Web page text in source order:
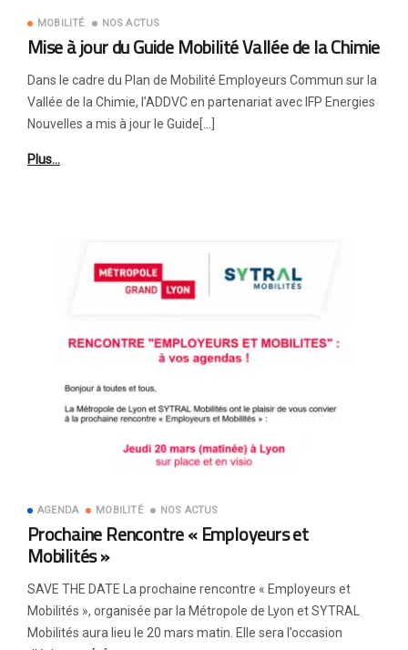
MOBILITÉ NOS ACTUS
Mise à jour du Guide Mobilité Vallée de la Chimie
Dans le cadre du Plan de Mobilité Employeurs Commun sur la
Vallée de la Chimie, l’ADDVC en partenariat avec IFP Energies
Nouvelles a mis à jour le Guide[…]
Plus…
AGENDA MOBILITÉ NOS ACTUS
Prochaine Rencontre « Employeurs et
Mobilités »
SAVE THE DATE La prochaine rencontre « Employeurs et
Mobilités », organisée par la Métropole de Lyon et SYTRAL
Mobilités aura lieu le 20 mars matin. Elle sera l’occasion